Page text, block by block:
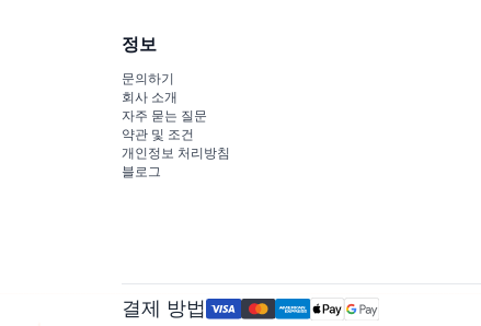
정보
문의하기
회사 소개
자주 묻는 질문
약관 및 조건
개인정보 처리방침
블로그
결제 방법